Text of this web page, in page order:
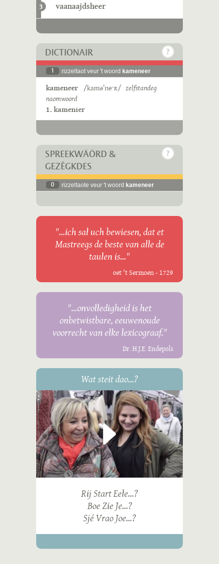
3 vaanaajdsheer
DICTIONAIR
1 rizzeltaot veur 't woord kameneer
kameneer /kaməˈneˑʀ/ zelfstandeg
naomwoord
1. kamenier
SPREEKWÄÖRD &
GEZÈGKDES
0 rizzeltaote veur 't woord kameneer
"...ich sal uch bewiesen, dat et
Mastreegs de beste van alle de
taulen is..."
oet 't Sermoen - 1729
"...onvolledigheid is het
onbetwistbare, eeuwenoude
voorrecht van elke lexicograaf."
Dr. H.J.E. Endepols
Wat steit dao...?
Rij Start Eele...?
Boe Zie Je...?
Sjé Vrao Joe...?